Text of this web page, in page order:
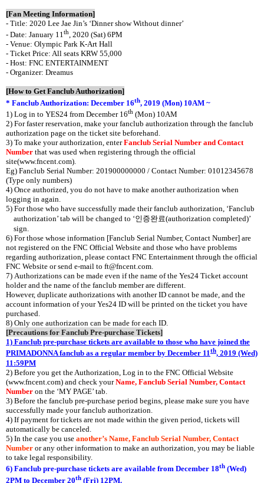
[Fan Meeting Information]
- Title: 2020 Lee Jae Jin’s ‘Dinner show Without dinner’
- Date: January 11th, 2020 (Sat) 6PM
- Venue: Olympic Park K-Art Hall
- Ticket Price: All seats KRW 55,000
- Host: FNC ENTERTAINMENT
- Organizer: Dreamus
[How to Get Fanclub Authorization]
* Fanclub Authorization: December 16th, 2019 (Mon) 10AM ~
1) Log in to YES24 from December 16th (Mon) 10AM
2) For faster reservation, make your fanclub authorization through the fanclub
authorization page on the ticket site beforehand.
3) To make your authorization, enter Fanclub Serial Number and Contact
Number that was used when registering through the official
site(www.fncent.com).
Eg) Fanclub Serial Number: 201900000000 / Contact Number: 01012345678
(Type only numbers)
4) Once authorized, you do not have to make another authorization when
logging in again.
5) For those who have successfully made their fanclub authorization, ‘Fanclub
authorization’ tab will be changed to ‘인증완료(authorization completed)’
sign.
6) For those whose information [Fanclub Serial Number, Contact Number] are
not registered on the FNC Official Website and those who have problems
regarding authorization, please contact FNC Entertainment through the official
FNC Website or send e-mail to ft@fncent.com.
7) Authorizations can be made even if the name of the Yes24 Ticket account
holder and the name of the fanclub member are different.
However, duplicate authorizations with another ID cannot be made, and the
account information of your Yes24 ID will be printed on the ticket you have
purchased.
8) Only one authorization can be made for each ID.
[Precautions for Fanclub Pre-purchase Tickets]
1) Fanclub pre-purchase tickets are available to those who have joined the
PRIMADONNA fanclub as a regular member by December 11th, 2019 (Wed)
11:59PM
2) Before you get the Authorization, Log in to the FNC Official Website
(www.fncent.com) and check your Name, Fanclub Serial Number, Contact
Number on the ‘MY PAGE’ tab.
3) Before the fanclub pre-purchase period begins, please make sure you have
successfully made your fanclub authorization.
4) If payment for tickets are not made within the given period, tickets will
automatically be canceled.
5) In the case you use another’s Name, Fanclub Serial Number, Contact
Number or any other information to make an authorization, you may be liable
to take legal responsibility.
6) Fanclub pre-purchase tickets are available from December 18th (Wed)
2PM to December 20th (Fri) 12PM.